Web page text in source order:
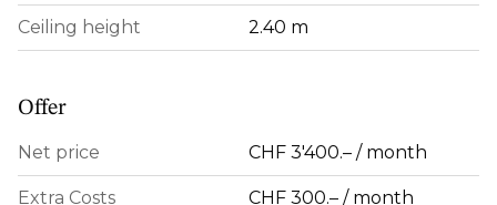
Ceiling height 2.40 m
Offer
Net price CHF 3'400.– / month
Extra Costs CHF 300.– / month